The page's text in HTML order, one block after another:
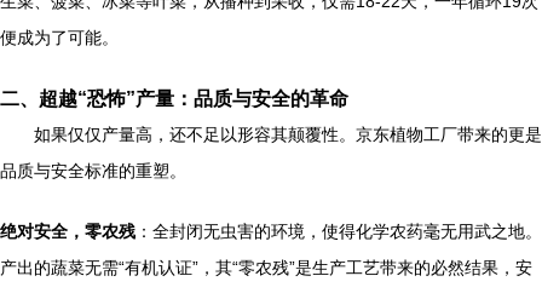
便成为了可能。
二、超越“恐怖”产量：品质与安全的革命
如果仅仅产量高，还不足以形容其颠覆性。京东植物工厂带来的更是
品质与安全标准的重塑。
绝对安全，零农残 ：全封闭无虫害的环境，使得化学农药毫无用武之地。
产出的蔬菜无需“有机认证”，其“零农残”是生产工艺带来的必然结果，安